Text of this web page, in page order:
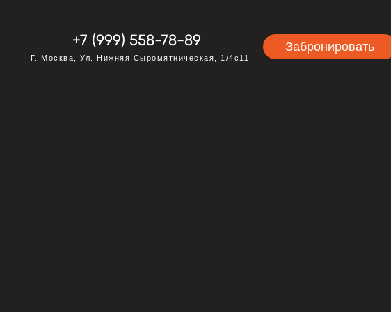
Забронировать
+7 (999) 558-78-89
Г. Москва, Ул. Нижняя Сыромятническая, 1/4с11